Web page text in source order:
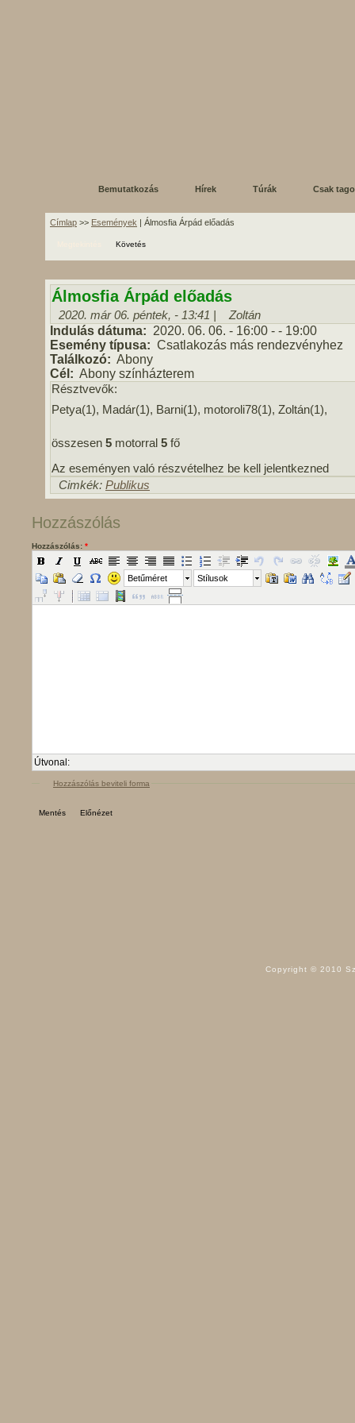
Bemutatkozás Hírek Túrák Csak
Címlap >> Események | Álmosfia Árpád előadás
Követés
Álmosfia Árpád előadás
2020. már 06. péntek, - 13:41 | Zoltán
Indulás dátuma: 2020. 06. 06. - 16:00 - - 19:00
Esemény típusa: Csatlakozás más rendezvényhez
Találkozó: Abony
Cél: Abony színházterem
Résztvevők:
Petya(1), Madár(1), Barni(1), motoroli78(1), Zoltán(1),
összesen 5 motorral 5 fő
Az eseményen való részvételhez be kell jelentkezned
Cimkék: Publikus
Hozzászólás
Hozzászólás: *
Betűméret Stílusok
Útvonal:
Hozzászólás beviteli forma
Copyright © 2010